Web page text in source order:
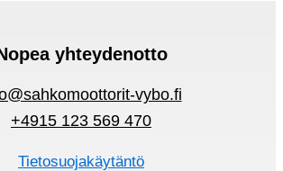
yhteydenotto
vybo.fi
+4915 123 569 470
Tietosuojakäytäntö